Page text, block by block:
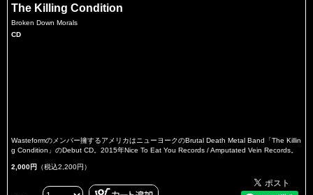
The Killing Condition
Broken Down Morals
CD
Wasteformのメンバー擁するアメリカはニューヨークのBrutal Death Metal Band「The Killin
g Condition」のDebut CD。2015年Nice To Eat You Records / Amputated Vein Records。
2,000円 （税込2,200円）